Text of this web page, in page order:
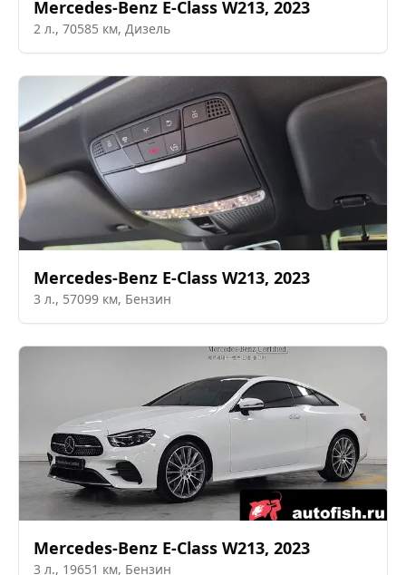
Mercedes-Benz E-Class W213, 2023
2 л., 70585 км, Дизель
Mercedes-Benz E-Class W213, 2023
3 л., 57099 км, Бензин
Mercedes-Benz E-Class W213, 2023
3 л., 19651 км, Бензин